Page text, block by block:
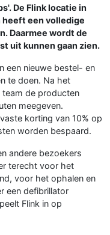
De Flink locatie in
heeft een volledige
Daarmee wordt de
uit kunnen gaan zien.
een nieuwe bestel- en
te doen. Na het
team de producten
meegeven.
korting van 10% op
worden bespaard.
andere bezoekers
terecht voor het
voor het ophalen en
een defibrillator
Flink in op